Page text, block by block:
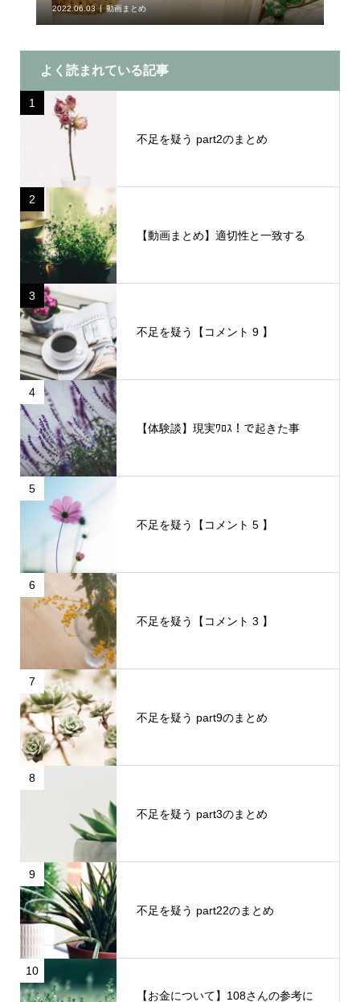
2022.06.03 動画まとめ
よく読まれている記事
1
不足を疑う part2のまとめ
2
【動画まとめ】適切性と一致する
3
不足を疑う【コメント 9 】
4
【体験談】現実ﾜﾛｽ！で起きた事
5
不足を疑う【コメント 5 】
6
不足を疑う【コメント 3 】
7
不足を疑う part9のまとめ
8
不足を疑う part3のまとめ
9
不足を疑う part22のまとめ
10
【お金について】108さんの参考に